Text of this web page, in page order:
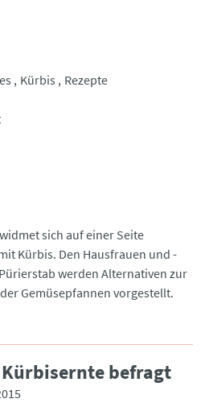
Kürbis
Rezepte
sich auf einer Seite
Kürbis. Den Hausfrauen und -
werden Alternativen zur
Gemüsepfannen vorgestellt.
befragt